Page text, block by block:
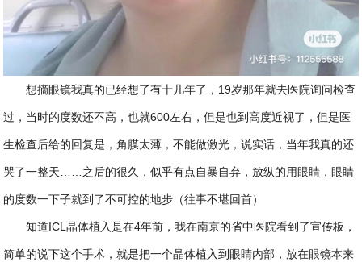
想摘眼镜我真的已经想了有十几年了，19岁那年就去医院询问检查
过，当时的度数还不高，也就600左右，但是也到高度近视了，但是医
生检查后给的回复是，角膜太薄，不能做激光，说实话，当年我真的还
哭了一整天……之后的很久，似乎有点自暴自弃，放纵的用眼睛，眼睛
的度数一下子就到了不可控的地步（往事不堪回首）
知道ICL晶体植入是在4年前，我在南京的省中医院看到了宣传板，
简单的说下这个手术，就是把一个晶体植入到眼睛内部，放在眼镜本来